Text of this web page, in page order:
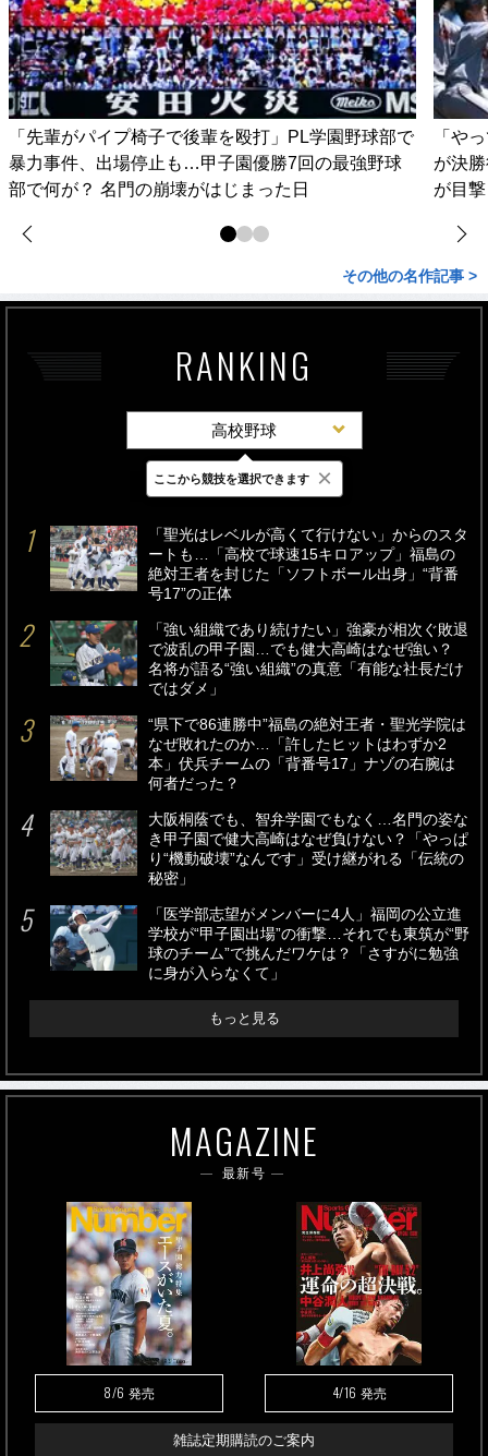
「先輩がパイプ椅子で後輩を殴打」PL学園野球部で
暴力事件、出場停止も…甲子園優勝7回の最強野球
部で何が？ 名門の崩壊がはじまった日
「や
が決
が目
その他の名作記事 >
RANKING
高校野球
最新 24時間 週間
「聖光はレベルが高くて行けない」からのスタ
ートも…「高校で球速15キロアップ」福島の
絶対王者を封じた「ソフトボール出身」“背番
号17”の正体
「強い組織であり続けたい」強豪が相次ぐ敗退
で波乱の甲子園…でも健大高崎はなぜ強い？
名将が語る“強い組織”の真意「有能な社長だけ
ではダメ」
“県下で86連勝中”福島の絶対王者・聖光学院は
なぜ敗れたのか…「許したヒットはわずか2
本」伏兵チームの「背番号17」ナゾの右腕は
何者だった？
大阪桐蔭でも、智弁学園でもなく…名門の姿な
き甲子園で健大高崎はなぜ負けない？「やっぱ
り“機動破壊”なんです」受け継がれる「伝統の
秘密」
「医学部志望がメンバーに4人」福岡の公立進
学校が“甲子園出場”の衝撃…それでも東筑が“野
球のチーム”で挑んだワケは？「さすがに勉強
に身が入らなくて」
もっと見る
MAGAZINE
最新号
8/6 発売 4/16 発売
雑誌定期購読のご案内
ここから競技を選択できます ×